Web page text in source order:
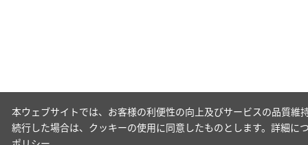
本ウェブサイトでは、お客様の利便性の向上及びサービスの品質
続行した場合は、クッキーの使用に同意したものとします。詳細